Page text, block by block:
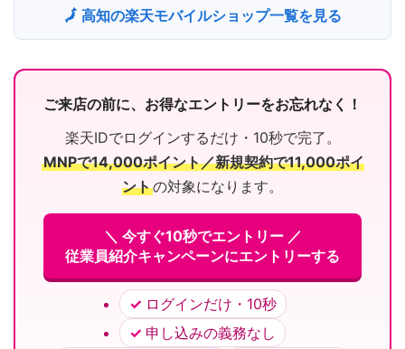
🗾 高知の楽天モバイルショップ一覧を見る
ご来店の前に、お得なエントリーをお忘れなく！
楽天IDでログインするだけ・10秒で完了。
MNPで14,000ポイント／新規契約で11,000ポイ
ントの対象になります。
＼ 今すぐ10秒でエントリー ／
従業員紹介キャンペーンにエントリーする
ログインだけ・10秒
申し込みの義務なし